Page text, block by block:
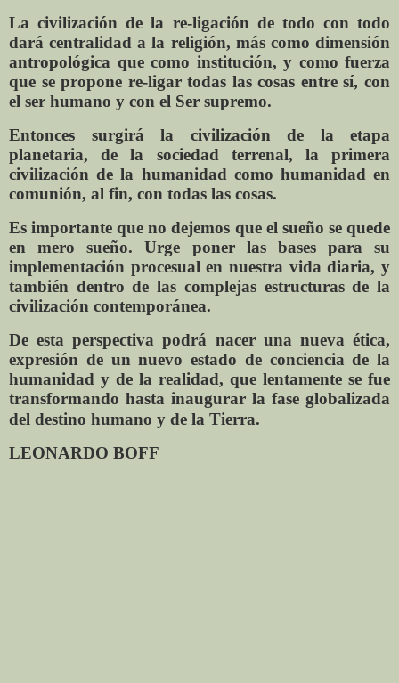
La civilización de la re-ligación de todo con todo
dará centralidad a la religión, más como dimensión
antropológica que como institución, y como fuerza
que se propone re-ligar todas las cosas entre sí, con
el ser humano y con el Ser supremo.
Entonces surgirá la civilización de la etapa
planetaria, de la sociedad terrenal, la primera
civilización de la humanidad como humanidad en
comunión, al fin, con todas las cosas.
Es importante que no dejemos que el sueño se quede
en mero sueño. Urge poner las bases para su
implementación procesual en nuestra vida diaria, y
también dentro de las complejas estructuras de la
civilización contemporánea.
De esta perspectiva podrá nacer una nueva ética,
expresión de un nuevo estado de conciencia de la
humanidad y de la realidad, que lentamente se fue
transformando hasta inaugurar la fase globalizada
del destino humano y de la Tierra.
LEONARDO BOFF